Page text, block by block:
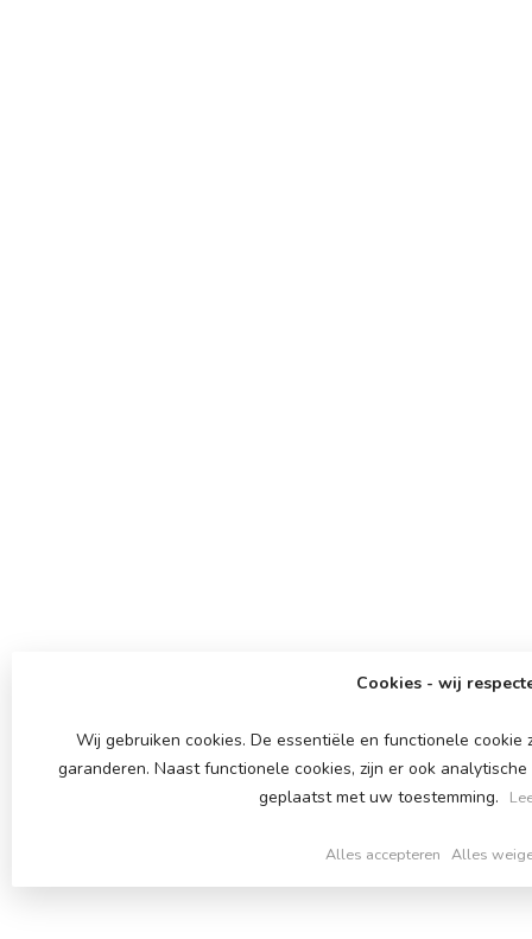
Cookies - wij
Wij gebruiken cookies. De essentiële en functionele
garanderen. Naast functionele cookies, zijn er ook
geplaatst met uw toestemming.
Alles accepteren Alles